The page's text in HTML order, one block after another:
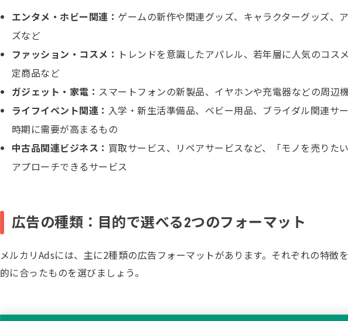
エンタメ・ホビー関連： ゲームの新作や関連グッズ、キャラクターグッズ、
ズなど
ファッション・コスメ： トレンドを意識したアパレル、若年層に人気のコス
定商品など
ガジェット・家電： スマートフォンの新製品、イヤホンや充電器などの周辺
ライフイベント関連： 入学・新生活準備品、ベビー用品、ブライダル関連サ
時期に需要が高まるもの
中古品関連ビジネス： 買取サービス、リペアサービスなど、「モノを売りた
アプローチできるサービス
広告の種類：目的で選べる2つのフォーマット
メルカリAdsには、主に2種類の広告フォーマットがあります。それぞれの特徴
的に合ったものを選びましょう。